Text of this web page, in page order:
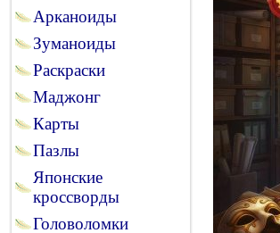
Арканоиды
Зуманоиды
Раскраски
Маджонг
Карты
Пазлы
Японские
кроссворды
Головоломки